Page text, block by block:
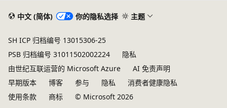
中文 (简体) 你的隐私选择 主题
SH ICP 归档编号 13015306-25
PSB 归档编号 31011502002224
隐私
由世纪互联运营的 Microsoft Azure
AI 免责声明
早期版本
博客 参与 隐私
消费者健康隐私
使用条款
商标 © Microsoft 2026